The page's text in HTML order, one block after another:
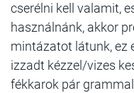
cserélni kell valamit,
használnánk, akkor
mintázatot látunk, ez
izzadt kézzel/vizes
fékkarok pár